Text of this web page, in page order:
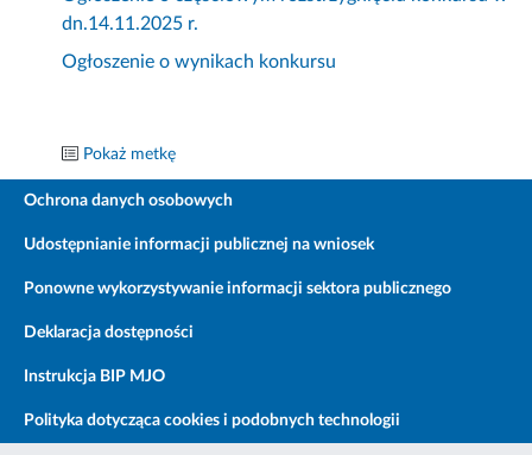
dn.14.11.2025 r.
Ogłoszenie o wynikach konkursu
Pokaż metkę
Ochrona danych osobowych
Udostępnianie informacji publicznej na wniosek
Ponowne wykorzystywanie informacji sektora publicznego
Deklaracja dostępności
Instrukcja BIP MJO
Polityka dotycząca cookies i podobnych technologii